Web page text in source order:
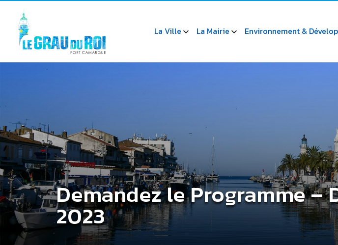
La Ville La Mairie Environnement &
Demandez le Programme –
2023